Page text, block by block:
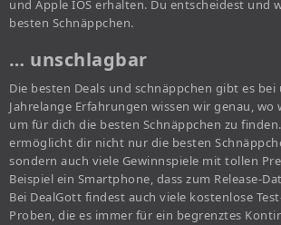
und Apple IOS erhalten. Du entscheidest und
besten Schnäppchen.
… unschlagbar
Die besten Deals und schnäppchen gibt es bei
Jahrelange Erfahrungen wissen wir genau, wo
um für dich die besten Schnäppchen zu
ermöglicht dir nicht nur die besten
sondern auch viele Gewinnspiele mit tollen
Beispiel ein Smartphone, dass zum Release-
Bei DealGott findest auch viele kostenlose
Proben, die es immer für ein begrenztes